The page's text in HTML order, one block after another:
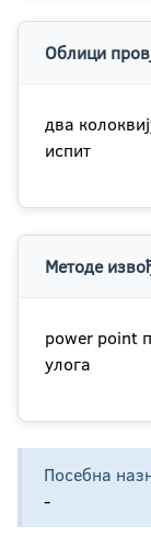
Облици
два
испит
Методе
power point
улога
Посебна
-